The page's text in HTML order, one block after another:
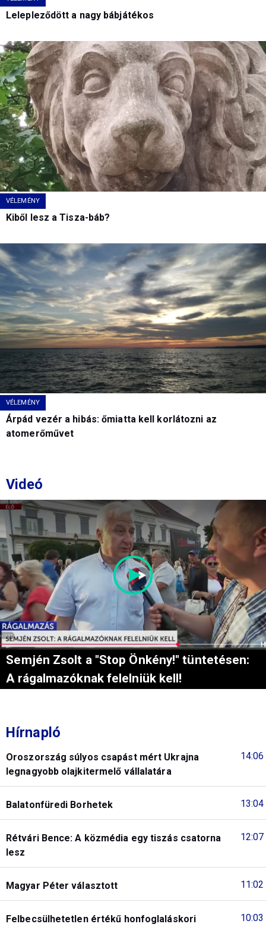
Lelepleződött a nagy bábjátékos
VÉLEMÉNY
Kiből lesz a Tisza-báb?
VÉLEMÉNY
Árpád vezér a hibás: őmiatta kell korlátozni az
atomerőművet
Videó
Semjén Zsolt a "Stop Önkény!" tüntetésen:
A rágalmazóknak felelniük kell!
Hírnapló
14:06
Oroszország súlyos csapást mért Ukrajna
legnagyobb olajkitermelő vállalatára
13:04
Balatonfüredi Borhetek
12:07
Rétvári Bence: A közmédia egy tiszás csatorna
lesz
11:02
Magyar Péter választott
10:03
Felbecsülhetetlen értékű honfoglaláskori